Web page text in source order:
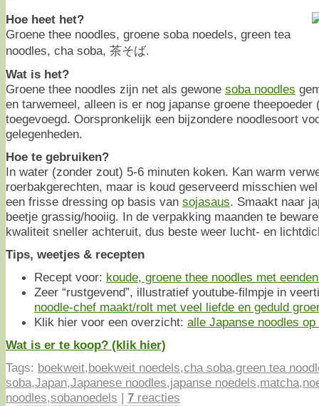
Hoe heet het?
Groene thee noodles, groene soba noedels, green tea
noodles, cha soba, 茶そば.
Wat is het?
Groene thee noodles zijn net als gewone soba noodles
en tarwemeel, alleen is er nog japanse groene theepoeder
toegevoegd. Oorspronkelijk een bijzondere noodlesoort
gelegenheden.
Hoe te gebruiken?
In water (zonder zout) 5-6 minuten koken. Kan warm
roerbakgerechten, maar is koud geserveerd misschien
een frisse dressing op basis van sojasaus. Smaakt naar
beetje grassig/hooiig. In de verpakking maanden te
kwaliteit sneller achteruit, dus beste weer lucht- en
Tips, weetjes & recepten
Recept voor: koude, groene thee noodles met
Zeer “rustgevend”, illustratief youtube-filmpje in
noodle-chef maakt/rolt met veel liefde en geduld
Klik hier voor een overzicht: alle Japanse noodles
Wat is er te koop? (klik hier)
Tags: boekweit,boekweit noedels,cha soba,green tea
soba,Japan,Japanese noodles,japanse noedels,matcha,
noodles,sobanoedels | 7 reacties